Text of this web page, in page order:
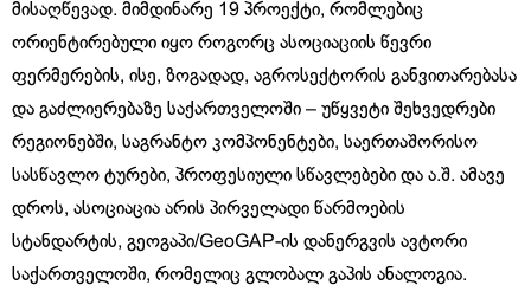
მისაღწევად. მიმდინარე 19 პროექტი, რომლებიც
ორიენტირებული იყო როგორც ასოციაციის წევრი
ფერმერების, ისე, ზოგადად, აგროსექტორის განვითარებასა
და გაძლიერებაზე საქართველოში – უწყვეტი შეხვედრები
რეგიონებში, საგრანტო კომპონენტები, საერთაშორისო
სასწავლო ტურები, პროფესიული სწავლებები და ა.შ. ამავე
დროს, ასოციაცია არის პირველადი წარმოების
სტანდარტის, გეოგაპი/GeoGAP-ის დანერგვის ავტორი
საქართველოში, რომელიც გლობალ გაპის ანალოგია.